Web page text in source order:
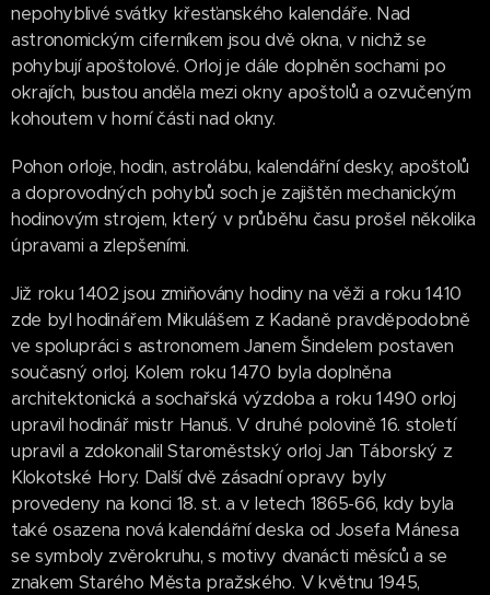
nepohyblivé svátky křesťanského kalendáře. Nad
astronomickým ciferníkem jsou dvě okna, v nichž se
pohybují apoštolové. Orloj je dále doplněn sochami po
okrajích, bustou anděla mezi okny apoštolů a ozvučeným
kohoutem v horní části nad okny.
Pohon orloje, hodin, astrolábu, kalendářní desky, apoštolů
a doprovodných pohybů soch je zajištěn mechanickým
hodinovým strojem, který v průběhu času prošel několika
úpravami a zlepšeními.
Již roku 1402 jsou zmiňovány hodiny na věži a roku 1410
zde byl hodinářem Mikulášem z Kadaně pravděpodobně
ve spolupráci s astronomem Janem Šindelem postaven
současný orloj. Kolem roku 1470 byla doplněna
architektonická a sochařská výzdoba a roku 1490 orloj
upravil hodinář mistr Hanuš. V druhé polovině 16. století
upravil a zdokonalil Staroměstský orloj Jan Táborský z
Klokotské Hory. Další dvě zásadní opravy byly
provedeny na konci 18. st. a v letech 1865-66, kdy byla
také osazena nová kalendářní deska od Josefa Mánesa
se symboly zvěrokruhu, s motivy dvanácti měsíců a se
znakem Starého Města pražského. V květnu 1945,